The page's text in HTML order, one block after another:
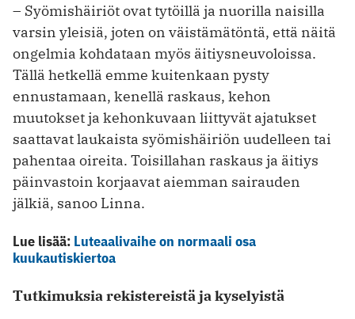
– Syömishäiriöt ovat tytöillä ja nuorilla naisilla
varsin yleisiä, joten on väistämätöntä, että näitä
ongelmia kohdataan myös äitiysneuvoloissa.
Tällä hetkellä emme kuitenkaan pysty
ennustamaan, kenellä raskaus, kehon
muutokset ja kehonkuvaan liittyvät ajatukset
saattavat laukaista syömishäiriön uudelleen tai
pahentaa oireita. Toisillahan raskaus ja äitiys
päinvastoin korjaavat aiemman sairauden
jälkiä, sanoo Linna.
Lue lisää: Luteaalivaihe on normaali osa
kuukautiskiertoa
Tutkimuksia rekistereistä ja kyselyistä